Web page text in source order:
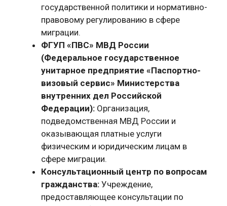
государственной политики и нормативно-
правовому регулированию в сфере
миграции.
ФГУП «ПВС» МВД России
(Федеральное государственное
унитарное предприятие «Паспортно-
визовый сервис» Министерства
внутренних дел Российской
Федерации): Организация,
подведомственная МВД России и
оказывающая платные услуги
физическим и юридическим лицам в
сфере миграции.
Консультационный центр по вопросам
гражданства: Учреждение,
предоставляющее консультации по